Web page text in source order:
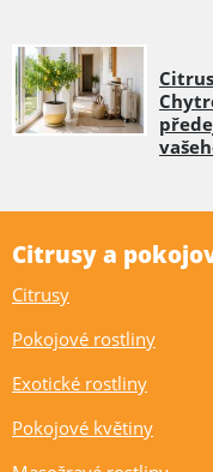
Citrusy a
Citrusy
Pokojové rostliny
Exotické rostliny
Pokojové květiny